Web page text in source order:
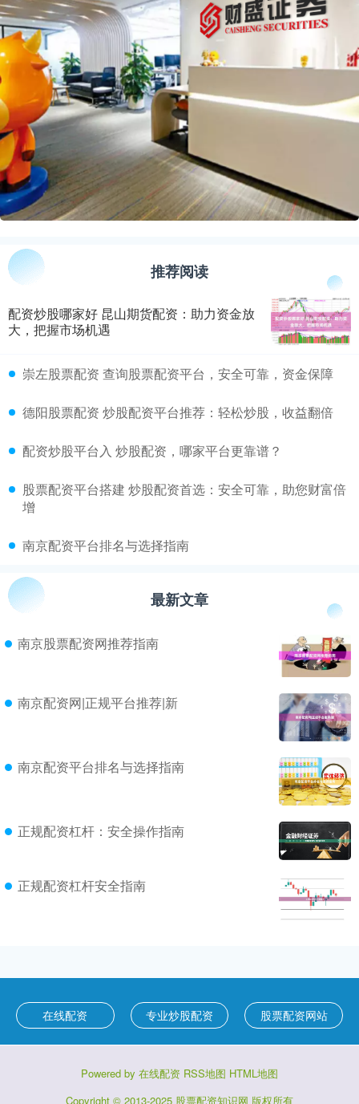
推荐阅读
配资炒股哪家好 昆山期货配资：助力资金放
大，把握市场机遇
​崇左股票配资 查询股票配资平台，安全可靠，资金保障
​德阳股票配资 炒股配资平台推荐：轻松炒股，收益翻倍
​配资炒股平台入 炒股配资，哪家平台更靠谱？
​股票配资平台搭建 炒股配资首选：安全可靠，助您财富倍
增
​南京配资平台排名与选择指南
最新文章
南京股票配资网推荐指南
南京配资网|正规平台推荐|新
南京配资平台排名与选择指南
正规配资杠杆：安全操作指南
正规配资杠杆安全指南
在线配资 专业炒股配资 股票配资网站
Powered by 在线配资 RSS地图 HTML地图
Copyright © 2013-2025 股票配资知识网 版权所有